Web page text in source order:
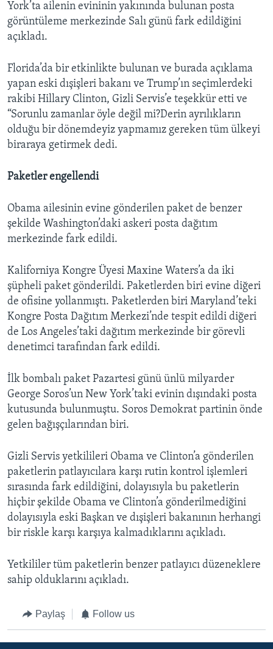
York’ta ailenin evininin yakınında bulunan posta
görüntüleme merkezinde Salı günü fark edildiğini
açıkladı.
Florida’da bir etkinlikte bulunan ve burada açıklama
yapan eski dışişleri bakanı ve Trump’ın seçimlerdeki
rakibi Hillary Clinton, Gizli Servis’e teşekkür etti ve
“Sorunlu zamanlar öyle değil mi?Derin ayrılıkların
olduğu bir dönemdeyiz yapmamız gereken tüm ülkeyi
biraraya getirmek dedi.
Paketler engellendi
Obama ailesinin evine gönderilen paket de benzer
şekilde Washington’daki askeri posta dağıtım
merkezinde fark edildi.
Kaliforniya Kongre Üyesi Maxine Waters’a da iki
şüpheli paket gönderildi. Paketlerden biri evine diğeri
de ofisine yollanmıştı. Paketlerden biri Maryland’teki
Kongre Posta Dağıtım Merkezi’nde tespit edildi diğeri
de Los Angeles’taki dağıtım merkezinde bir görevli
denetimci tarafından fark edildi.
İlk bombalı paket Pazartesi günü ünlü milyarder
George Soros’un New York’taki evinin dışındaki posta
kutusunda bulunmuştu. Soros Demokrat partinin önde
gelen bağışçılarından biri.
Gizli Servis yetkilileri Obama ve Clinton’a gönderilen
paketlerin patlayıcılara karşı rutin kontrol işlemleri
sırasında fark edildiğini, dolayısıyla bu paketlerin
hiçbir şekilde Obama ve Clinton’a gönderilmediğini
dolayısıyla eski Başkan ve dışişleri bakanının herhangi
bir riskle karşı karşıya kalmadıklarını açıkladı.
Yetkililer tüm paketlerin benzer patlayıcı düzeneklere
sahip olduklarını açıkladı.
Paylaş Follow us